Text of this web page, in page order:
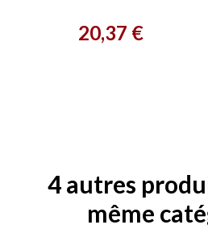
Prix
20,37 €
4 autres
même